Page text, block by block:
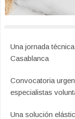
Una jornada
Casablanca
Convocatoria
especialistas
Una solución